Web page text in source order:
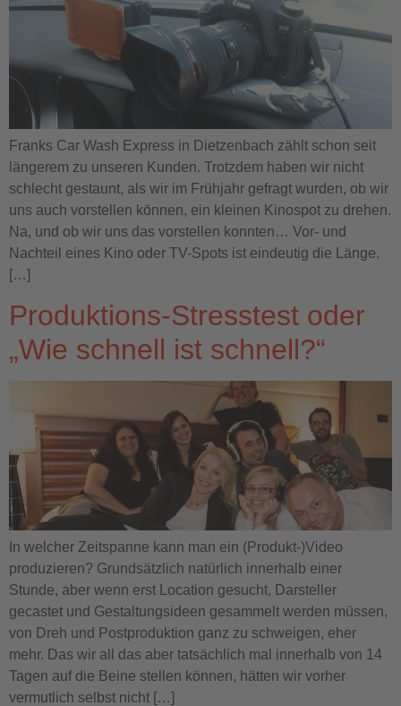
Franks Car Wash Express in Dietzenbach zählt schon seit
längerem zu unseren Kunden. Trotzdem haben wir nicht
schlecht gestaunt, als wir im Frühjahr gefragt wurden, ob wir
uns auch vorstellen können, ein kleinen Kinospot zu drehen.
Na, und ob wir uns das vorstellen konnten… Vor- und
Nachteil eines Kino oder TV-Spots ist eindeutig die Länge.
[…]
Produktions-Stresstest oder
„Wie schnell ist schnell?“
In welcher Zeitspanne kann man ein (Produkt-)Video
produzieren? Grundsätzlich natürlich innerhalb einer
Stunde, aber wenn erst Location gesucht, Darsteller
gecastet und Gestaltungsideen gesammelt werden müssen,
von Dreh und Postproduktion ganz zu schweigen, eher
mehr. Das wir all das aber tatsächlich mal innerhalb von 14
Tagen auf die Beine stellen können, hätten wir vorher
vermutlich selbst nicht […]